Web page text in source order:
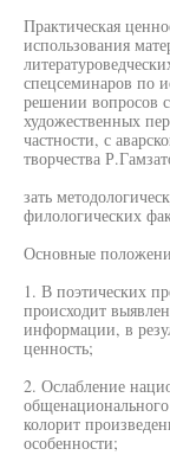
Практическая
использования
спецсеминаров по
решении вопросов
художественных
частности, с
творчества
зать
филологических
Основные
1. В поэтических
происходит
информации, в
ценность;
2. Ослабление
колорит
особенности;